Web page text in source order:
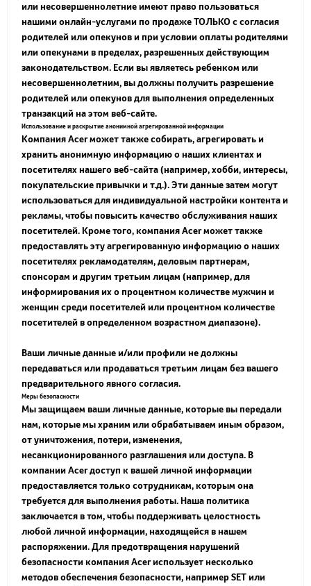
или несовершеннолетние имеют право пользоваться
нашими онлайн-услугами по продаже ТОЛЬКО с согласия
родителей или опекунов и при условии оплаты родителями
или опекунами в пределах, разрешенных действующим
законодательством. Если вы являетесь ребенком или
несовершеннолетним, вы должны получить разрешение
родителей или опекунов для выполнения определенных
транзакций на этом веб-сайте.
Использование и раскрытие анонимной агрегированной информации
Компания Acer может также собирать, агрегировать и
хранить анонимную информацию о наших клиентах и
посетителях нашего веб-сайта (например, хобби, интересы,
покупательские привычки и т.д.). Эти данные затем могут
использоваться для индивидуальной настройки контента и
рекламы, чтобы повысить качество обслуживания наших
посетителей. Кроме того, компания Acer может также
предоставлять эту агрегированную информацию о наших
посетителях рекламодателям, деловым партнерам,
спонсорам и другим третьим лицам (например, для
информирования их о процентном количестве мужчин и
женщин среди посетителей или процентном количестве
посетителей в определенном возрастном диапазоне).
Ваши личные данные и/или профили не должны
передаваться или продаваться третьим лицам без вашего
предварительного явного согласия.
Меры безопасности
Мы защищаем ваши личные данные, которые вы передали
нам, которые мы храним или обрабатываем иным образом,
от уничтожения, потери, изменения,
несанкционированного разглашения или доступа. В
компании Acer доступ к вашей личной информации
предоставляется только сотрудникам, которым она
требуется для выполнения работы. Наша политика
заключается в том, чтобы поддерживать целостность
любой личной информации, находящейся в нашем
распоряжении. Для предотвращения нарушений
безопасности компания Acer использует несколько
методов обеспечения безопасности, например SET или